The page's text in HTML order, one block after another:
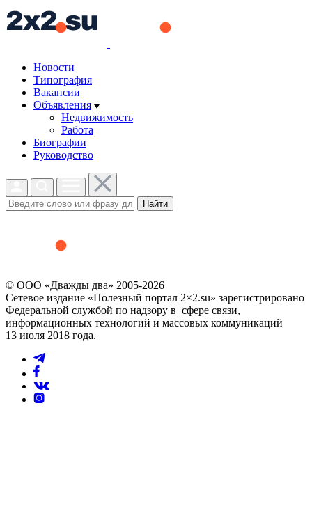
Новости
Типография
Вакансии
Объявления
Недвижимость
Работа
Биографии
Руководство
Найти
© ООО «Дважды два» 2005-2026
Сетевое издание «Полезный портал 2×2.su» зарегистрировано
Федеральной службой по надзору в сфере связи,
информационных технологий и массовых коммуникаций
13 июля 2018 года.